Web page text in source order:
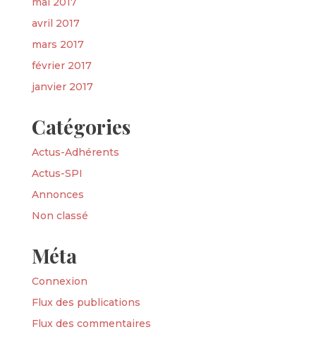
avril 2017
mars 2017
février 2017
janvier 2017
Catégories
Actus-Adhérents
Actus-SPI
Annonces
Non classé
Méta
Connexion
Flux des publications
Flux des commentaires